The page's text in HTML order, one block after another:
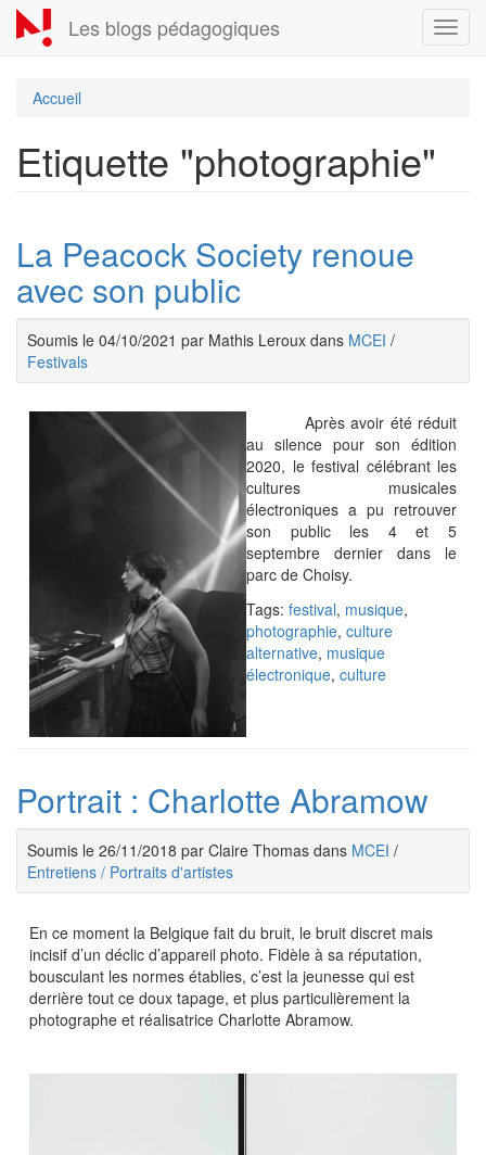
Aller
au
contenu
Les blogs pédagogiques
Accueil
Etiquette "photographie"
La Peacock Society renoue
avec son public
Soumis le 04/10/2021 par Mathis Leroux dans MCEI /
Festivals
Après avoir été réduit
au silence pour son édition
2020, le festival célébrant les
cultures musicales
électroniques a pu retrouver
son public les 4 et 5
septembre dernier dans le
parc de Choisy.
Tags: festival, musique,
photographie, culture
alternative, musique
électronique, culture
Portrait : Charlotte Abramow
Soumis le 26/11/2018 par Claire Thomas dans MCEI /
Entretiens / Portraits d'artistes
​En ce moment la Belgique fait du bruit, le bruit discret mais
incisif d’un déclic d’appareil photo. Fidèle à sa réputation,
bousculant les normes établies, c’est la jeunesse qui est
derrière tout ce doux tapage, et plus particulièrement la
photographe et réalisatrice Charlotte Abramow.